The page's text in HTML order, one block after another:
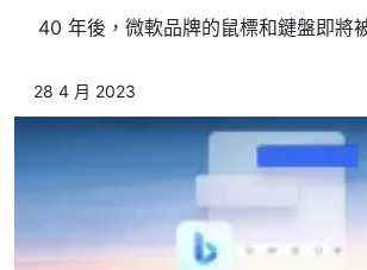
40 年後，微軟品牌的鼠標和鍵盤即將
28 4 月 2023